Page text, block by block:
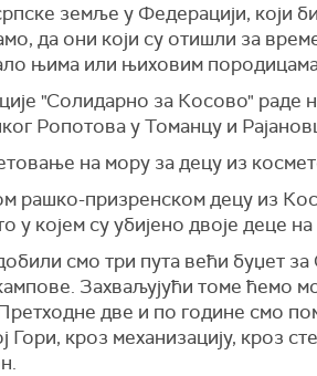
земље у Федерацији, који
да они који су отишли за
њима или њиховим
"Солидарно за Косово" раде
Ропотова у Томанцу и
на мору за децу из
рашко-призренском децу из
у којем су убијено двоје деце
смо три пута већи буџет
Захваљујући томе ћемо
две и по године смо
кроз механизацију, кроз